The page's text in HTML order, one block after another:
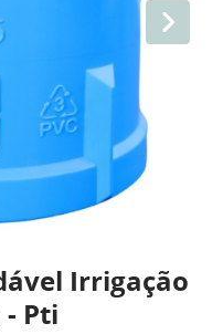
Irrigação
- Pti